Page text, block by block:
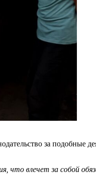
за подобные
влечет за собой